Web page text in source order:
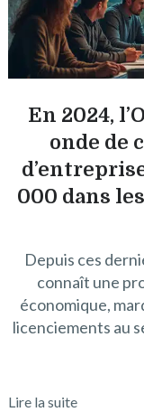
En 2024,
onde de
000 dans
Depuis ces
connaît une
économique,
licenciements au
Lire la suite